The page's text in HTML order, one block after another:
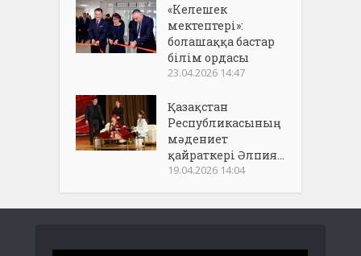
«Келешек
мектептері»:
болашаққа бастар
білім ордасы
23.04.2026 14:47
Қазақстан
Республикасының
мәдениет
қайраткері Әлпия...
19.04.2026 14:04